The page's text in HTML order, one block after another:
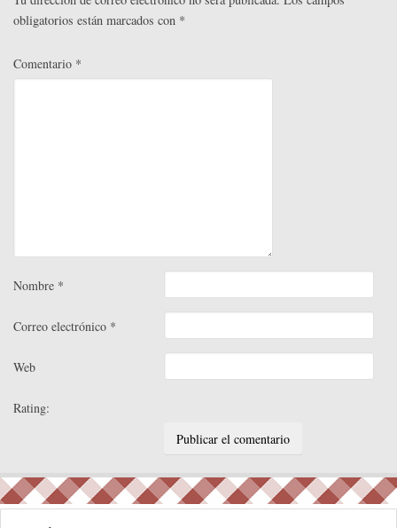
obligatorios están marcados con *
Comentario *
Nombre *
Correo electrónico *
Web
Rating: